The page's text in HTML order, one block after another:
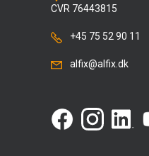
CVR 76443815
+45 75 52 90 11
alfix@alfix.dk